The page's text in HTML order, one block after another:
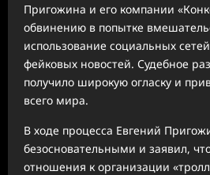
Пригожина и его компании
обвинению в попытке
использование социальных
фейковых новостей. Судебное
получило широкую огласку и
всего мира.
В ходе процесса Евгений
безосновательными и заявил,
отношения к организации